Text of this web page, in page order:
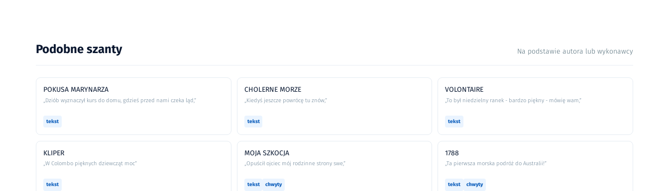
Podobne szanty Na podstawie autora lub wykonawcy
POKUSA MARYNARZA
„Dziób wyznaczył kurs do domu, gdzieś przed nami czeka ląd,”
tekst
CHOLERNE MORZE
„Kiedyś jeszcze powrócę tu znów,”
tekst
VOLONTAIRE
„To był niedzielny ranek - bardzo piękny - mówię wam,”
tekst
KLIPER
„W Colombo pięknych dziewcząt moc”
tekst
MOJA SZKOCJA
„Opuścił ojciec mój rodzinne strony swe,”
tekst chwyty
1788
„Ta pierwsza morska podróż do Australii!”
tekst chwyty